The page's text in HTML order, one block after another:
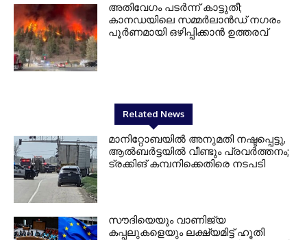
അതിവേഗം പടർന്ന് കാട്ടുതീ;
കാനഡയിലെ സമ്മർലാൻഡ് നഗരം
പൂർണമായി ഒഴിപ്പിക്കാൻ ഉത്തരവ്
Related News
മാനിറ്റോബയിൽ അനുമതി നഷ്ടപ്പെട്ടു,
ആൽബർട്ടയിൽ വീണ്ടും പ്രവർത്തനം;
ട്രക്കിങ് കമ്പനിക്കെതിരെ നടപടി
സൗദിയെയും വാണിജ്യ
കപ്പലുകളെയും ലക്ഷ്യമിട്ട് ഹൂതി